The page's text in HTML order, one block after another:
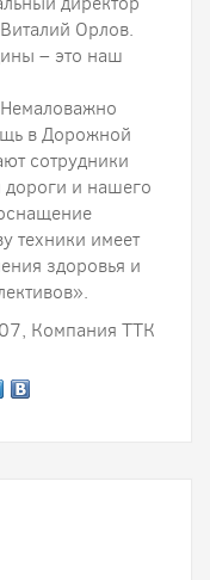
Орлов.
– это наш
в Дорожной
сотрудники
и нашего
техники имеет
здоровья и
Компания ТТК